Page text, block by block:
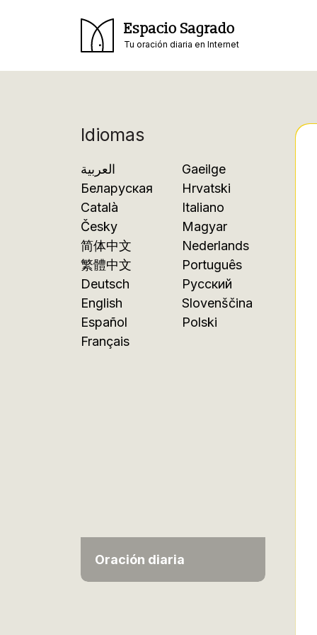
Espacio Sagrado
Tu oración diaria en Internet
Idiomas
العربية
Беларуская
Català
Česky
简体中文
繁體中文
Deutsch
English
Español
Français
Gaeilge
Hrvatski
Italiano
Magyar
Nederlands
Português
Русский
Slovenščina
Polski
Oración diaria